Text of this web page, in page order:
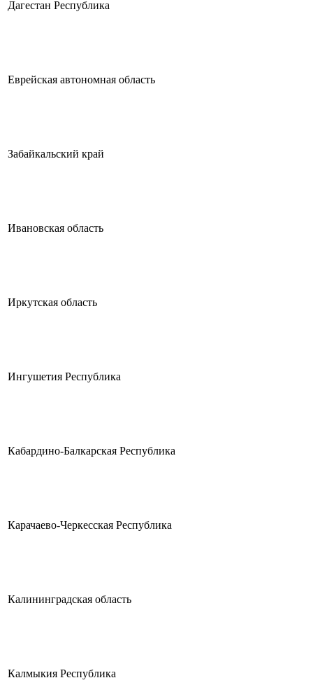
Дагестан Республика
Еврейская автономная область
Забайкальский край
Ивановская область
Иркутская область
Ингушетия Республика
Кабардино-Балкарская Республика
Карачаево-Черкесская Республика
Калининградская область
Калмыкия Республика